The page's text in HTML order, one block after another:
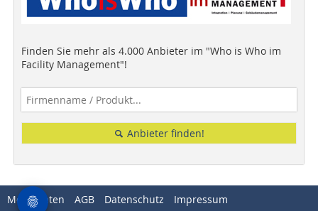
Finden Sie mehr als 4.000 Anbieter im "Who is Who im
Facility Management"!
Anbieter finden!
Mediadaten AGB Datenschutz Impressum